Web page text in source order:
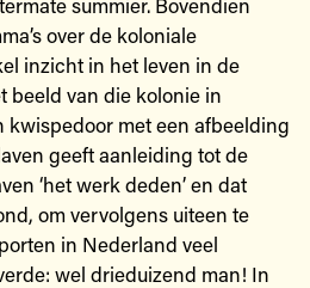
over de koloniale
inzicht in het leven in de
beeld van die kolonie in
kwispedoor met een afbeelding
geeft aanleiding tot de
‘het werk deden’ en dat
om vervolgens uiteen te
in Nederland veel
wel drieduizend man! In